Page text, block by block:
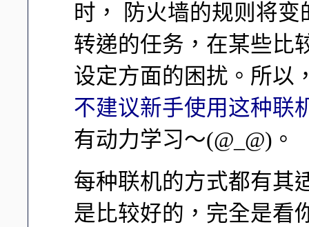
时， 防火墙的规则将
转递的任务，在某些比
设定方面的困扰。所以
不建议新手使用这种联
有动力学习～(@_@)。
每种联机的方式都有其
是比较好的，完全是看